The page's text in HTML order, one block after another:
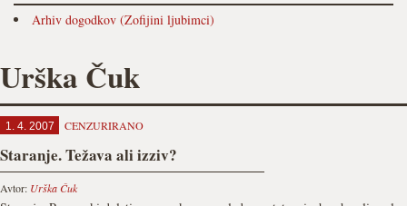
Arhiv dogodkov (Zofijini ljubimci)
Urška Čuk
1. 4. 2007 CENZURIRANO
Staranje. Težava ali izziv?
Avtor: Urška Čuk